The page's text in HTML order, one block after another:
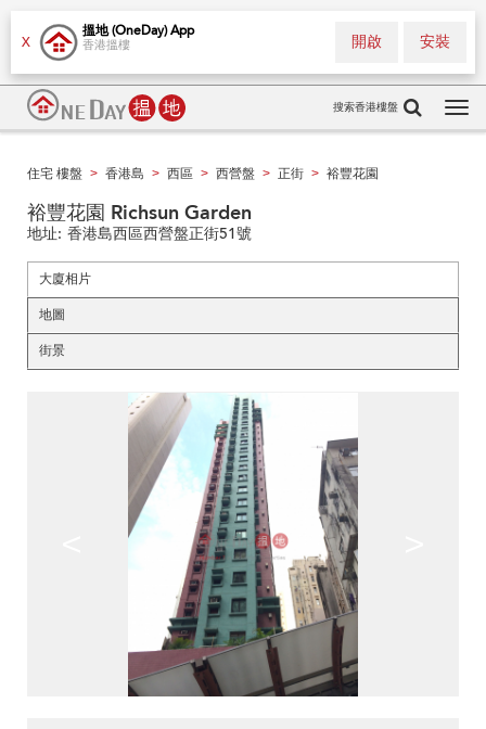
X
搵地 (OneDay) App
香港搵樓 安裝
開啟
搜索香港樓盤
住宅 樓盤 > 香港島 > 西區 > 西營盤 > 正街 > 裕豐花園
裕豐花園 Richsun Garden
地址: 香港島西區西營盤正街51號
大廈相片
地圖
街景